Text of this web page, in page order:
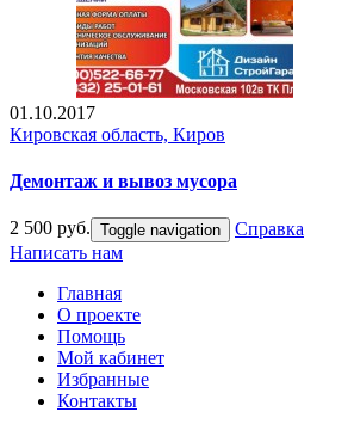
01.10.2017
Кировская область, Киров
Демонтаж и вывоз мусора
2 500 руб. Toggle navigation
Справка
Написать нам
Главная
О проекте
Помощь
Мой кабинет
Избранные
Контакты